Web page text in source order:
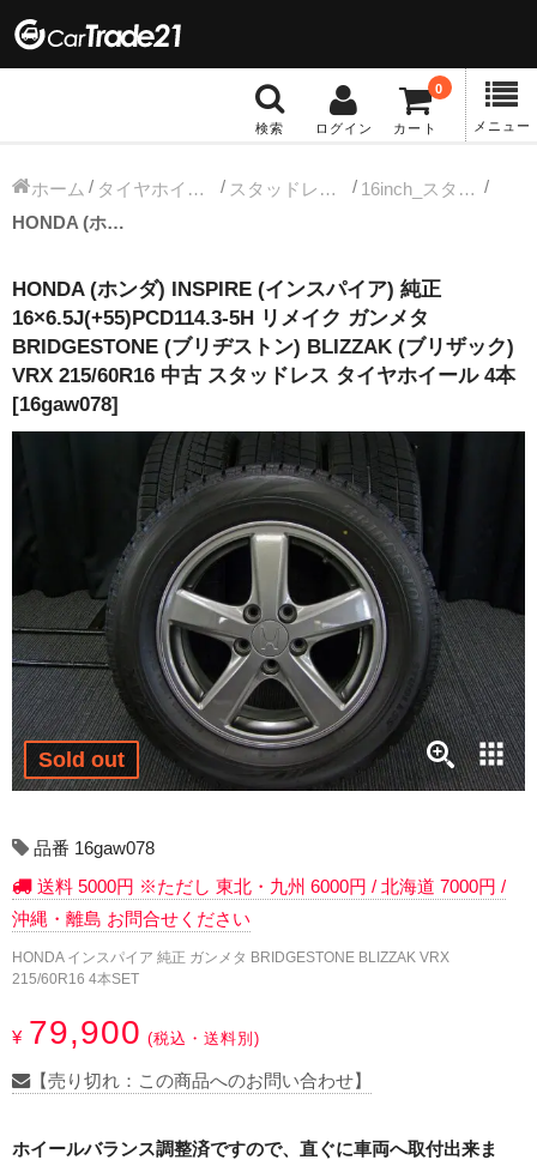
検索 ログイン カート
0
メニュー
冬タイヤホイール
13インチ：冬タイヤホイール
14インチ：冬タイヤホイール
15インチ：冬タイヤホイール
16インチ：冬タイヤホイール
17インチ：冬タイヤホイール
18インチ：冬タイヤホイール
19インチ：冬タイヤホイール
20インチ：冬タイヤホイール
夏タイヤホイール
12インチ：夏タイヤホイール
13インチ：夏タイヤホイール
14インチ：夏タイヤホイール
15インチ：夏タイヤホイール
16インチ：夏タイヤホイール
17インチ：夏タイヤホイール
ホーム タイヤホイールセット スタッドレス中古タイヤホイール
16inch_スタッドレス中古タイヤホイール
HONDA (ホンダ) INSPIRE (インスパイア) 純正 16×6.5J(+55)PCD114.3-5H リメイク ガンメタ BRIDGESTONE (ブリヂストン) BLIZZAK (ブリザック) VRX 215/60R16 中古 スタッドレス タイヤホイール 4本 [16gaw078]
HONDA (ホンダ) INSPIRE (インスパイア) 純正
16×6.5J(+55)PCD114.3-5H リメイク ガンメタ
BRIDGESTONE (ブリヂストン) BLIZZAK (ブリザック)
VRX 215/60R16 中古 スタッドレス タイヤホイール 4本
[16gaw078]
Sold out
品番 16gaw078
送料 5000円 ※ただし 東北・九州 6000円 / 北海道 7000円 /
沖縄・離島 お問合せください
HONDA インスパイア 純正 ガンメタ BRIDGESTONE BLIZZAK VRX
215/60R16 4本SET
¥ 79,900 (税込・送料別)
【売り切れ：この商品へのお問い合わせ】
ホイールバランス調整済ですので、直ぐに車両へ取付出来ま